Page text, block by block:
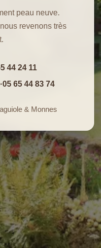
peau neuve.
revenons très
44 24 11
·05 65 44 83 74
& Monnes